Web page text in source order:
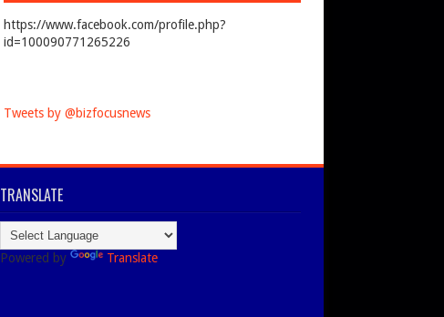
https://www.facebook.com/profile.php?
id=100090771265226
Tweets by @bizfocusnews
TRANSLATE
Powered by Translate